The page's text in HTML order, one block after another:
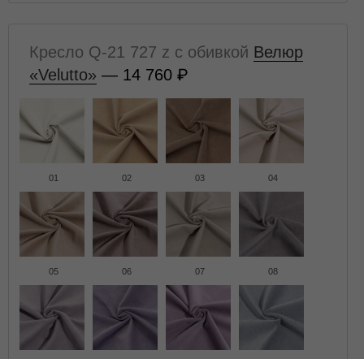
Кресло Q-21 727 z с обивкой Велюр
«Velutto» — 14 760
01 02 03 04
05 06 07 08